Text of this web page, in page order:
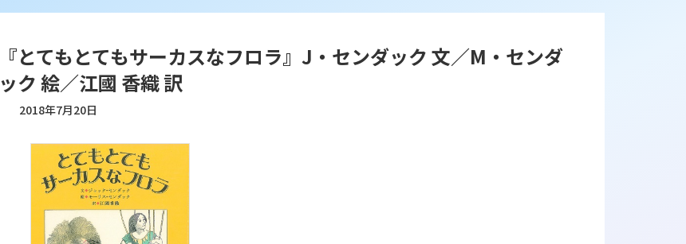
『とてもとてもサーカスなフロラ』J・センダック 文／M・センダ
ック 絵／江國 香織 訳
2018年7月20日